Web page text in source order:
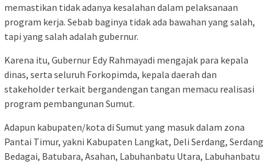
memastikan tidak adanya kesalahan dalam pelaksanaan
program kerja. Sebab baginya tidak ada bawahan yang salah,
tapi yang salah adalah gubernur.
Karena itu, Gubernur Edy Rahmayadi mengajak para kepala
dinas, serta seluruh Forkopimda, kepala daerah dan
stakeholder terkait bergandengan tangan memacu realisasi
program pembangunan Sumut.
Adapun kabupaten/kota di Sumut yang masuk dalam zona
Pantai Timur, yakni Kabupaten Langkat, Deli Serdang, Serdang
Bedagai, Batubara, Asahan, Labuhanbatu Utara, Labuhanbatu